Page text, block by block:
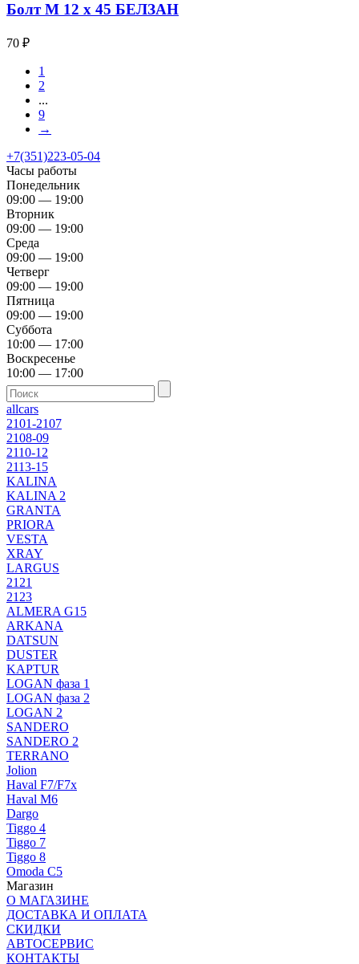
Болт М 12 х 45 БЕЛЗАН
70 ₽
1
2
...
9
→
+7(351)223-05-04
Часы работы
Понедельник
09:00 — 19:00
Вторник
09:00 — 19:00
Среда
09:00 — 19:00
Четверг
09:00 — 19:00
Пятница
09:00 — 19:00
Суббота
10:00 — 17:00
Воскресенье
10:00 — 17:00
allcars
2101-2107
2108-09
2110-12
2113-15
KALINA
KALINA 2
GRANTA
PRIORA
VESTA
XRAY
LARGUS
2121
2123
ALMERA G15
ARKANA
DATSUN
DUSTER
KAPTUR
LOGAN фаза 1
LOGAN фаза 2
LOGAN 2
SANDERO
SANDERO 2
TERRANO
Jolion
Haval F7/F7x
Haval M6
Dargo
Tiggo 4
Tiggo 7
Tiggo 8
Omoda C5
Магазин
О МАГАЗИНЕ
ДОСТАВКА И ОПЛАТА
СКИДКИ
АВТОСЕРВИС
КОНТАКТЫ